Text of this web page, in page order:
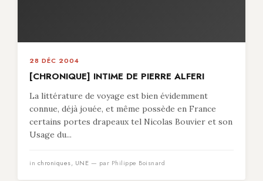
28 DÉC 2004
[CHRONIQUE] INTIME DE PIERRE ALFERI
La littérature de voyage est bien évidemment
connue, déjà jouée, et même possède en France
certains portes drapeaux tel Nicolas Bouvier et son
Usage du...
in chroniques, UNE — par Philippe Boisnard